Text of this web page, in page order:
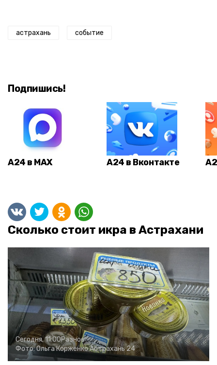
астрахань событие
Подпишись!
А24 в MAX А24 в Вконтакте
Сколько стоит икра в Астрахани
Сегодня, 11:00Разное
Фото:Ольга КорженкоАстрахань 24